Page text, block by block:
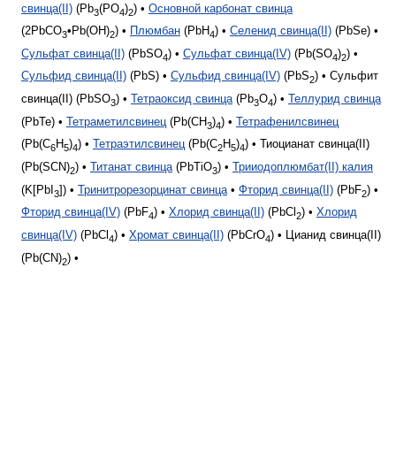
свинца(II) (Pb3(PO4)2) • Основной карбонат свинца
(2PbCO3•Pb(OH)2) • Плюмбан (PbH4) • Селенид свинца(II) (PbSe) •
Сульфат свинца(II) (PbSO4) • Сульфат свинца(IV) (Pb(SO4)2) •
Сульфид свинца(II) (PbS) • Сульфид свинца(IV) (PbS2) • Сульфит
свинца(II) (PbSO3) • Тетраоксид свинца(Pb3O4) • Теллурид свинца
(PbTe) • Тетраметилсвинец (Pb(CH3)4) • Тетрафенилсвинец
(Pb(C6H5)4) • Тетраэтилсвинец(Pb(C2H5)4) • Тиоцианат свинца(II)
(Pb(SCN)2) • Титанат свинца(PbTiO3) • Трииодоплюмбат(II) калия
(K[PbI 3]) • Тринитрорезорцинат свинца • Фторид свинца(II) (PbF2) •
Фторид свинца(IV) (PbF4) • Хлорид свинца(II) (PbCl 2) • Хлорид
свинца(IV) (PbCl 4) • Хромат свинца(II) (РbСrO4) • Цианид свинца(II)
(Pb(CN)2) •